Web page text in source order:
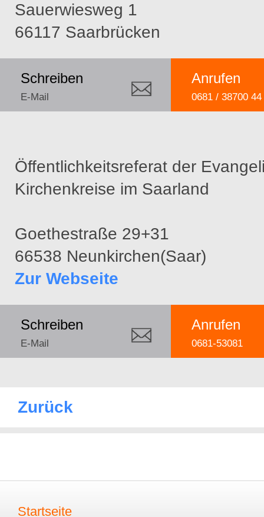
Sauerwiesweg 1
66117 Saarbrücken
Anrufen
0681 / 38700 44
Schreiben
E-Mail
Öffentlichkeitsreferat der
Kirchenkreise im Saarland
Goethestraße 29+31
66538 Neunkirchen(Saar)
Zur Webseite
Anrufen
0681-53081
Schreiben
E-Mail
Zurück
Startseite